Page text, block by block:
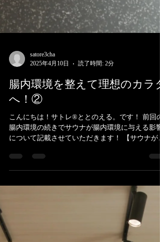
satore3cha
2025年4月10日
読了時間: 2分
腸内環境を整えて理想のカラダ
へ！②
腸内環境の続きでサウナが腸内環境に与える影響
について記載させていただきます！ 【サウナが
内環境に与える効果】 サトレには、極上のとと
いにこだわりぬいたサウナ施設があります！...